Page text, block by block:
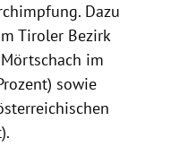
Dazu
Tiroler Bezirk
im
sowie